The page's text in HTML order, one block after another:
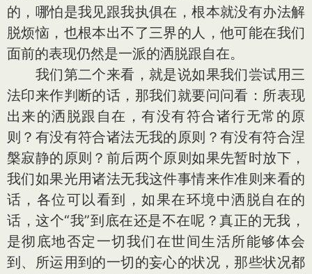
的，哪怕是我见跟我执俱在，根本就没有办法解
脱烦恼，也根本出不了三界的人，他可能在我们
面前的表现仍然是一派的洒脱跟自在。
我们第二个来看，就是说如果我们尝试用三
法印来作判断的话，那我们就要问问看：所表现
出来的洒脱跟自在，有没有符合诸行无常的原
则？有没有符合诸法无我的原则？有没有符合涅
槃寂静的原则？前后两个原则如果先暂时放下，
我们如果光用诸法无我这件事情来作准则来看的
话，各位可以看到，如果在环境中洒脱自在的
话，这个“我”到底在还是不在呢？真正的无我，
是彻底地否定一切我们在世间生活所能够体会
到、所运用到的一切的妄心的状况，那些状况都